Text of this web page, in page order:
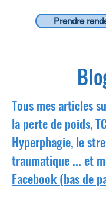
Prendre
Tous mes articles
la perte de poids,
Hyperphagie, le
traumatique ... et
Facebook (bas de